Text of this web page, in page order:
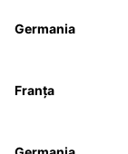
Germania
Franța